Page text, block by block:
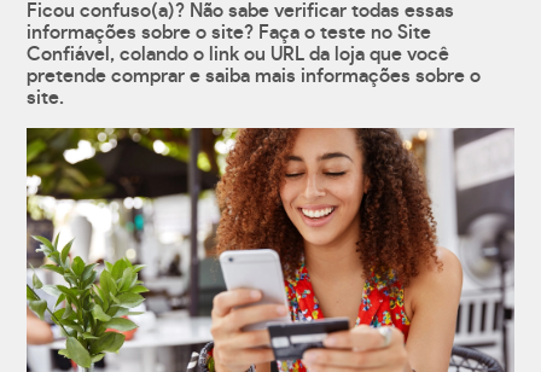
Ficou confuso(a)? Não sabe verificar todas essas
informações sobre o site? Faça o teste no Site
Confiável, colando o link ou URL da loja que você
pretende comprar e saiba mais informações sobre o
site.